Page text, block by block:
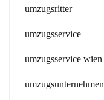
umzugsritter
umzugsservice
umzugsservice wien
umzugsunternehmen